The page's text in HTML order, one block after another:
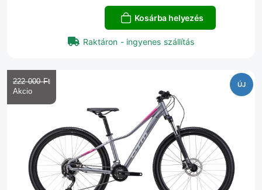
Kosárba helyezés
Raktáron - ingyenes szállítás
ÚJ
222 000 Ft‎